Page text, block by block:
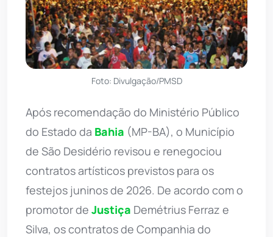
Foto: Divulgação/PMSD
Após recomendação do Ministério Público
do Estado da Bahia (MP-BA), o Município
de São Desidério revisou e renegociou
contratos artísticos previstos para os
festejos juninos de 2026. De acordo com o
promotor de Justiça Demétrius Ferraz e
Silva, os contratos de Companhia do